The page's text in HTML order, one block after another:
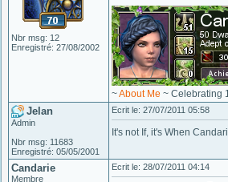
Nbr msg: 12
Enregistré: 27/08/2002
~About Me ~ Celebrating
Jelan
Admin
Nbr msg: 11683
Enregistré: 05/05/2001
Ecrit le: 27/07/2011 05:58
It's not If, it's When
Candarie
Membre
Ecrit le: 28/07/2011 04:14